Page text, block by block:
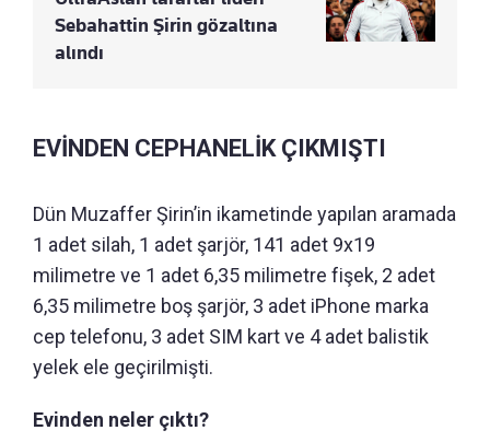
Sebahattin Şirin gözaltına
alındı
EVİNDEN CEPHANELİK ÇIKMIŞTI
Dün Muzaffer Şirin’in ikametinde yapılan aramada
1 adet silah, 1 adet şarjör, 141 adet 9x19
milimetre ve 1 adet 6,35 milimetre fişek, 2 adet
6,35 milimetre boş şarjör, 3 adet iPhone marka
cep telefonu, 3 adet SIM kart ve 4 adet balistik
yelek ele geçirilmişti.
Evinden neler çıktı?